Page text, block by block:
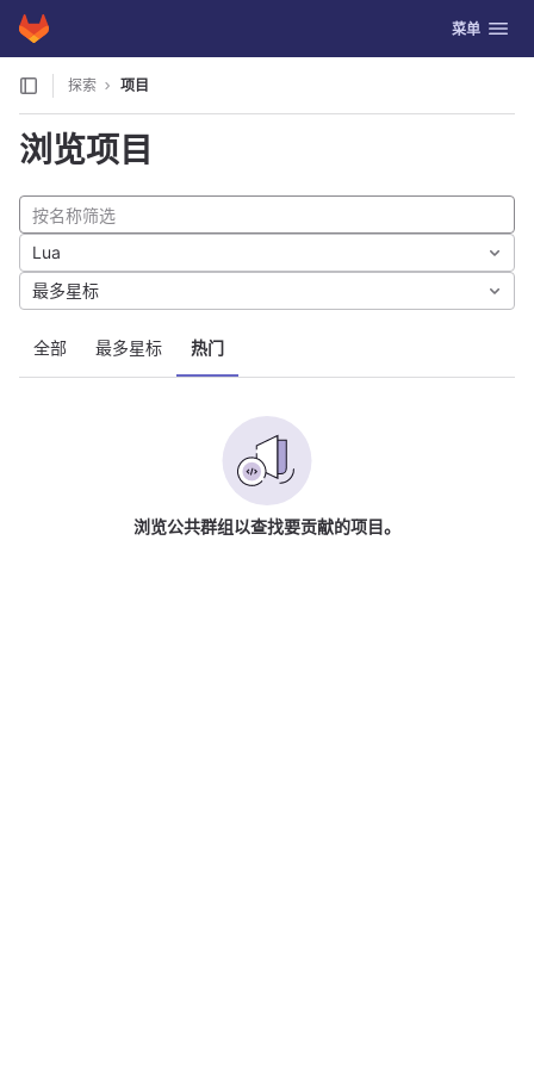
Skip to content
GitLab 切换导航
菜单
探索 项目
浏览项目
全部 最多星标 热门
Lua
最多星标
浏览公共群组以查找要贡献的项目。